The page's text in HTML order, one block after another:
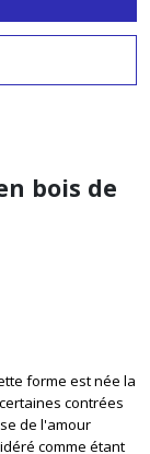
bois de
forme est née la
contrées
de l'amour
comme étant